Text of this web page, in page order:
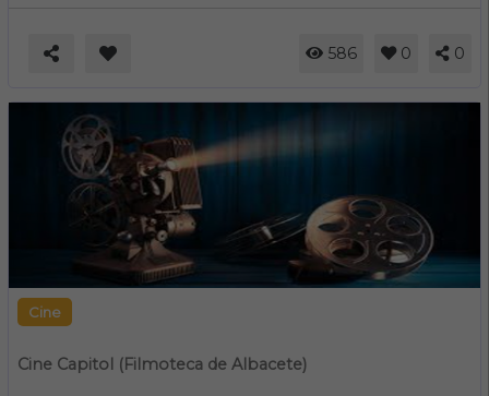
586 0 0
Cine
Cine Capitol (Filmoteca de Albacete)